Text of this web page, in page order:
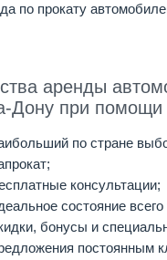
по прокату
аренды
Дону при помощи
по стране
консультации;
состояние всего
бонусы и
постоянным